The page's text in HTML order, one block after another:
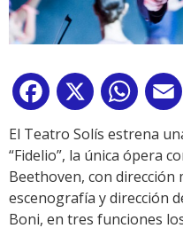
Facebook
X
El Teatro Solís estrena
“Fidelio”, la única ópera
Beethoven, con dirección
escenografía y dirección
Boni, en tres funciones